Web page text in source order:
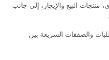
منتجات البيع والإيجار، إلى جانب
والصفقات السريعة بين